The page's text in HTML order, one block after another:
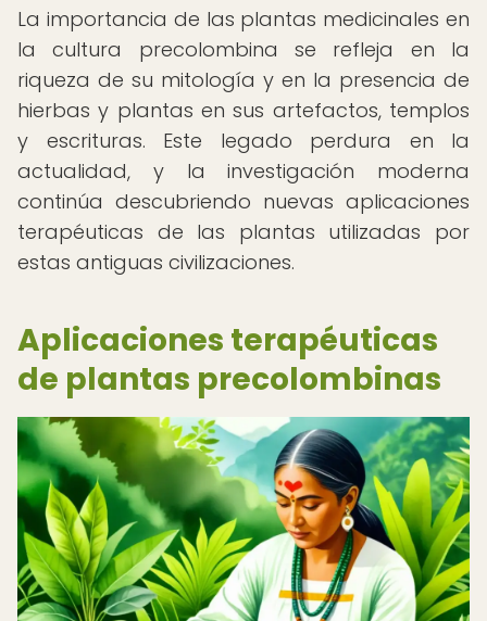
La importancia de las plantas medicinales en
la cultura precolombina se refleja en la
riqueza de su mitología y en la presencia de
hierbas y plantas en sus artefactos, templos
y escrituras. Este legado perdura en la
actualidad, y la investigación moderna
continúa descubriendo nuevas aplicaciones
terapéuticas de las plantas utilizadas por
estas antiguas civilizaciones.
Aplicaciones terapéuticas
de plantas precolombinas